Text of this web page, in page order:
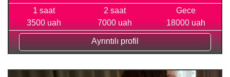
1 saat
3500 uah
2 saat
7000 uah
Gece
18000 uah
Ayrıntılı profil